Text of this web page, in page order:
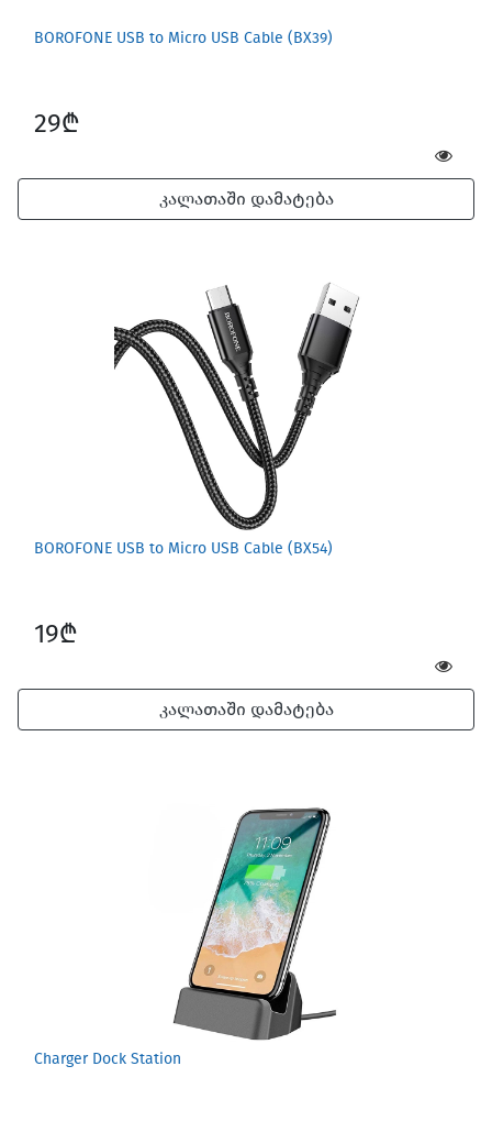
Games for Mac
BOROFONE USB to Micro USB Cable (BX39)
29₾
კალათაში დამატება
BOROFONE USB to Micro USB Cable (BX54)
19₾
კალათაში დამატება
Charger Dock Station